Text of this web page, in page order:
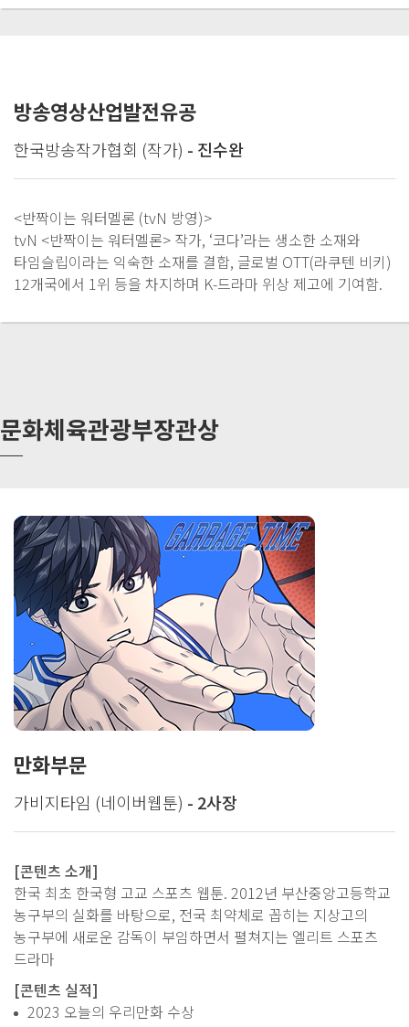
방송영상산업발전유공
한국방송작가협회 (작가) - 진수완
<반짝이는 워터멜론 (tvN 방영)>
tvN <반짝이는 워터멜론> 작가, ‘코다’라는 생소한 소재와
타임슬립이라는 익숙한 소재를 결합, 글로벌 OTT(라쿠텐 비키)
12개국에서 1위 등을 차지하며 K-드라마 위상 제고에 기여함.
문화체육관광부장관상
만화부문
가비지타임 (네이버웹툰) - 2사장
[콘텐츠 소개]
한국 최초 한국형 고교 스포츠 웹툰. 2012년 부산중앙고등학교
농구부의 실화를 바탕으로, 전국 최약체로 꼽히는 지상고의
농구부에 새로운 감독이 부임하면서 펼쳐지는 엘리트 스포츠
드라마
[콘텐츠 실적]
2023 오늘의 우리만화 수상